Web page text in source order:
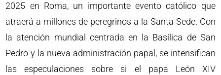
2025 en Roma, un importante evento católico que
atraerá a millones de peregrinos a la Santa Sede. Con
la atención mundial centrada en la Basílica de San
Pedro y la nueva administración papal, se intensifican
las especulaciones sobre si el papa León XIV